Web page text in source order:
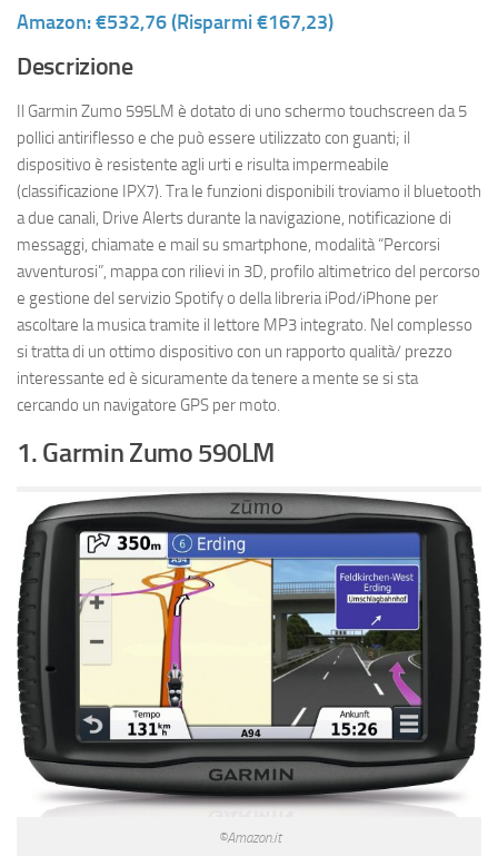
Amazon: €532,76 (Risparmi €167,23)
Descrizione
Il Garmin Zumo 595LM è dotato di uno schermo touchscreen da 5
pollici antiriflesso e che può essere utilizzato con guanti; il
dispositivo è resistente agli urti e risulta impermeabile
(classificazione IPX7). Tra le funzioni disponibili troviamo il bluetooth
a due canali, Drive Alerts durante la navigazione, notificazione di
messaggi, chiamate e mail su smartphone, modalità “Percorsi
avventurosi”, mappa con rilievi in 3D, profilo altimetrico del percorso
e gestione del servizio Spotify o della libreria iPod/iPhone per
ascoltare la musica tramite il lettore MP3 integrato. Nel complesso
si tratta di un ottimo dispositivo con un rapporto qualità/ prezzo
interessante ed è sicuramente da tenere a mente se si sta
cercando un navigatore GPS per moto.
1. Garmin Zumo 590LM
©Amazon.it